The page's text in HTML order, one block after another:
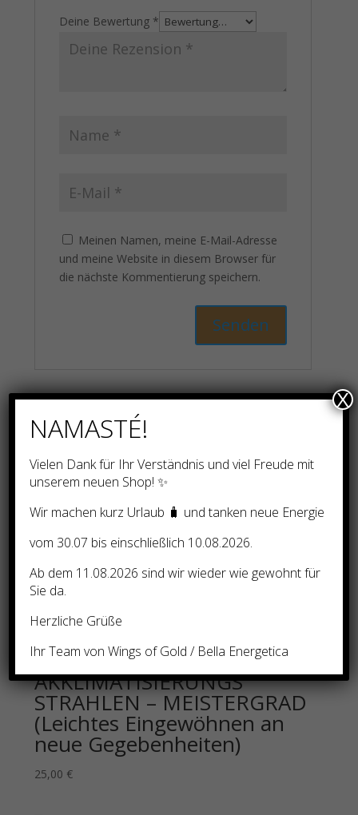
Deine Bewertung *
Meinen Namen, meine E-Mail-Adresse
und meine Website in diesem Browser für
die nächste Kommentierung speichern.
Ähnliche Produkte
Super Diener für
Geschäftsbeschleunigung
(Magie des Erfolges)
120,00 €
AKKLIMATISIERUNGS
STRAHLEN – MEISTERGRAD
(Leichtes Eingewöhnen an
neue Gegebenheiten)
25,00 €
NAMASTÉ!
Vielen Dank für Ihr Verständnis und viel Freude mit
unserem neuen Shop! ✨
Wir machen kurz Urlaub 🧳 und tanken neue Energie
vom 30.07 bis einschließlich 10.08.2026.
Ab dem 11.08.2026 sind wir wieder wie gewohnt für
Sie da.
Herzliche Grüße
Ihr Team von Wings of Gold / Bella Energetica
X